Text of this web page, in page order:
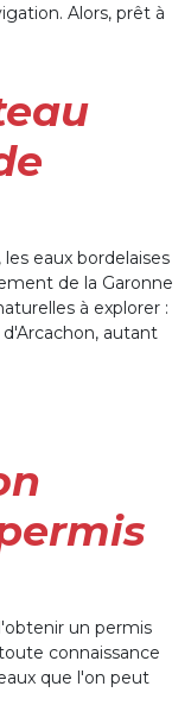
Alors, prêt à
eaux bordelaises
de la Garonne
à explorer :
autant
un permis
connaissance
que l'on peut